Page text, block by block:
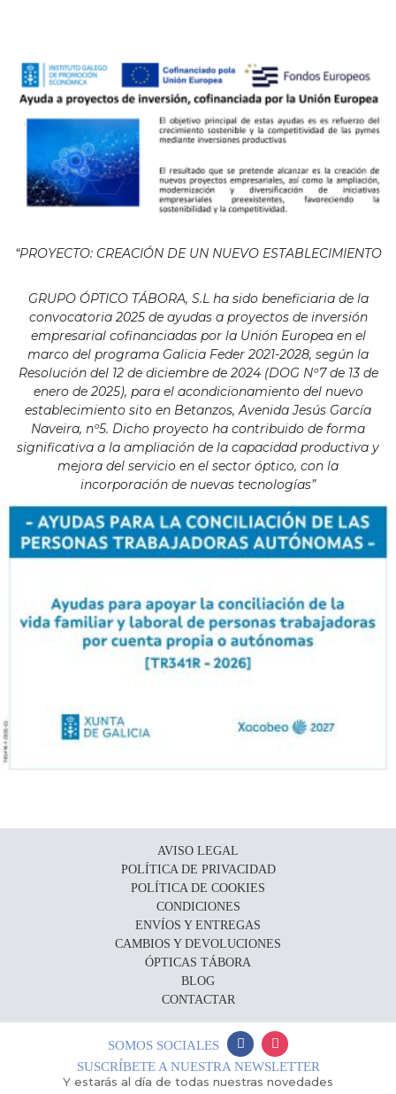
“PROYECTO: CREACIÓN DE UN NUEVO ESTABLECIMIENTO
GRUPO ÓPTICO TÁBORA, S.L ha sido beneficiaria de la
convocatoria 2025 de ayudas a proyectos de inversión
empresarial cofinanciadas por la Unión Europea en el
marco del programa Galicia Feder 2021-2028, según la
Resolución del 12 de diciembre de 2024 (DOG Nº7 de 13 de
enero de 2025), para el acondicionamiento del nuevo
establecimiento sito en Betanzos, Avenida Jesús García
Naveira, nº5. Dicho proyecto ha contribuido de forma
significativa a la ampliación de la capacidad productiva y
mejora del servicio en el sector óptico, con la
incorporación de nuevas tecnologías”
AVISO LEGAL
POLÍTICA DE PRIVACIDAD
POLÍTICA DE COOKIES
CONDICIONES
ENVÍOS Y ENTREGAS
CAMBIOS Y DEVOLUCIONES
ÓPTICAS TÁBORA
BLOG
CONTACTAR
SOMOS SOCIALES
SUSCRÍBETE A NUESTRA NEWSLETTER
Y estarás al día de todas nuestras novedades